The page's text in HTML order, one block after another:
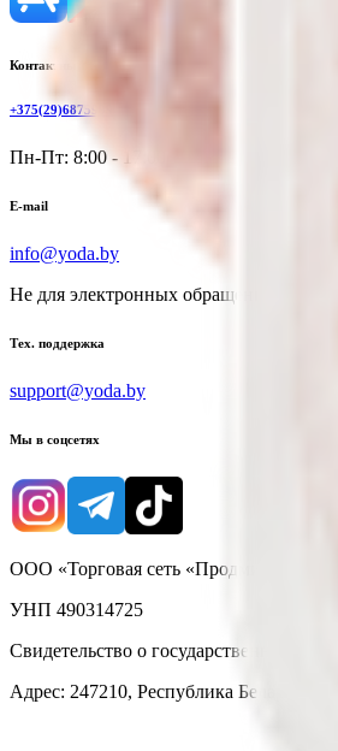
Контактный телефон
+375(29)6875999
Пн-Пт: 8:00 - 17:00
E-mail
info@yoda.by
Не для электронных обращений
Тех. поддержка
support@yoda.by
Мы в соцсетях
ООО «Торговая сеть «Продмир»
УНП 490314725
Свидетельство о государственной
Адрес: 247210, Республика Беларусь,